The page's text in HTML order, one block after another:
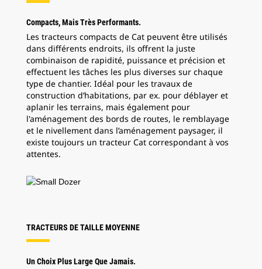
Compacts, Mais Très Performants.
Les tracteurs compacts de Cat peuvent être utilisés
dans différents endroits, ils offrent la juste
combinaison de rapidité, puissance et précision et
effectuent les tâches les plus diverses sur chaque
type de chantier. Idéal pour les travaux de
construction d’habitations, par ex. pour déblayer et
aplanir les terrains, mais également pour
l'aménagement des bords de routes, le remblayage
et le nivellement dans l’aménagement paysager, il
existe toujours un tracteur Cat correspondant à vos
attentes.
TRACTEURS DE TAILLE MOYENNE
Un Choix Plus Large Que Jamais.